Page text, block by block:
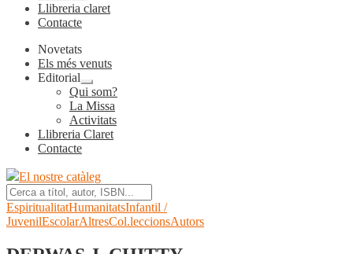
Llibreria claret
Contacte
Novetats
Els més venuts
Editorial
Expandeix
el
menú
secundari
Qui som?
La Missa
Activitats
Llibreria Claret
Contacte
El nostre catàleg
EspiritualitatHumanitatsInfantil /
JuvenilEscolarAltresCol.leccionsAutors